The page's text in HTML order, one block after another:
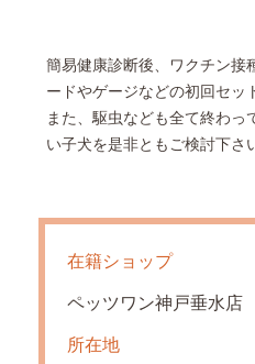
簡易健康診断後、ワクチン接
ードやゲージなどの初回セッ
また、駆虫なども全て終わっ
い子犬を是非ともご検討下さ
在籍ショップ
ペッツワン神戸垂水店
所在地